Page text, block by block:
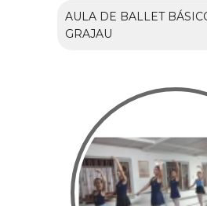
AULA DE BALLET
GRAJAU